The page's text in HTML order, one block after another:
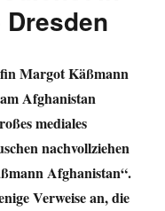
Emma
Ihrer
Margot Käßmann
Afghanistan
mediales
nachvollziehen
Afghanistan“.
Verweise an, die